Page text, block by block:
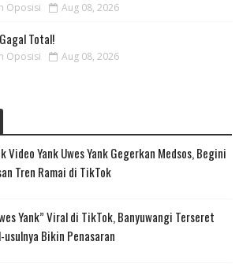
Oposisi Aug 08, 2026
Total!
Oposisi Aug 08, 2026
Video Yank Uwes Yank Gegerkan Medsos, Begini
Tren Ramai di TikTok
Yank” Viral di TikTok, Banyuwangi Terseret
usulnya Bikin Penasaran